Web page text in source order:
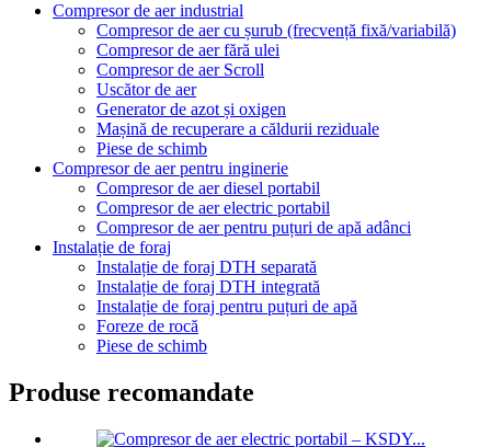
Compresor de aer industrial
Compresor de aer cu șurub (frecvență fixă/variabilă)
Compresor de aer fără ulei
Compresor de aer Scroll
Uscător de aer
Generator de azot și oxigen
Mașină de recuperare a căldurii reziduale
Piese de schimb
Compresor de aer pentru inginerie
Compresor de aer diesel portabil
Compresor de aer electric portabil
Compresor de aer pentru puțuri de apă adânci
Instalație de foraj
Instalație de foraj DTH separată
Instalație de foraj DTH integrată
Instalație de foraj pentru puțuri de apă
Foreze de rocă
Piese de schimb
Produse recomandate